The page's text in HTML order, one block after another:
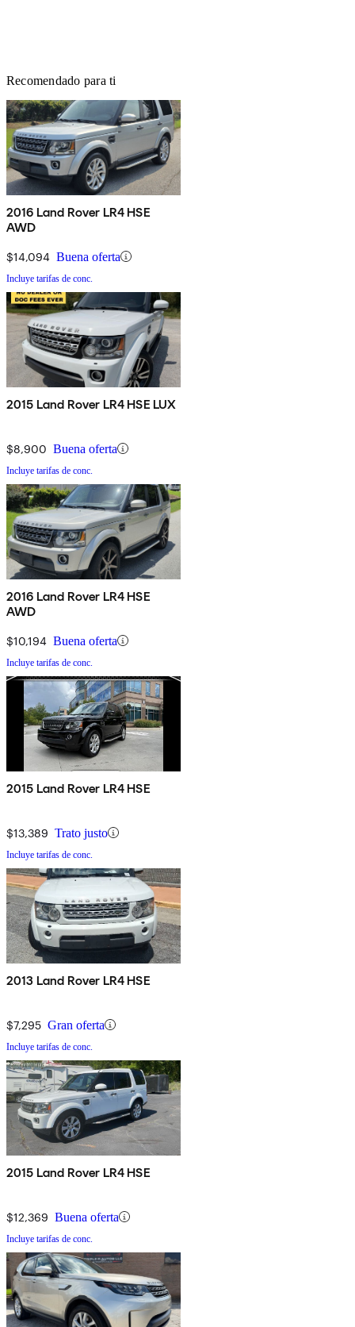
Recomendado para ti
2016 Land Rover LR4 HSE
AWD
$14,094 Buena oferta
Incluye tarifas de conc.
2015 Land Rover LR4 HSE LUX
$8,900 Buena oferta
Incluye tarifas de conc.
2016 Land Rover LR4 HSE
AWD
$10,194 Buena oferta
Incluye tarifas de conc.
2015 Land Rover LR4 HSE
$13,389 Trato justo
Incluye tarifas de conc.
2013 Land Rover LR4 HSE
$7,295 Gran oferta
Incluye tarifas de conc.
2015 Land Rover LR4 HSE
$12,369 Buena oferta
Incluye tarifas de conc.